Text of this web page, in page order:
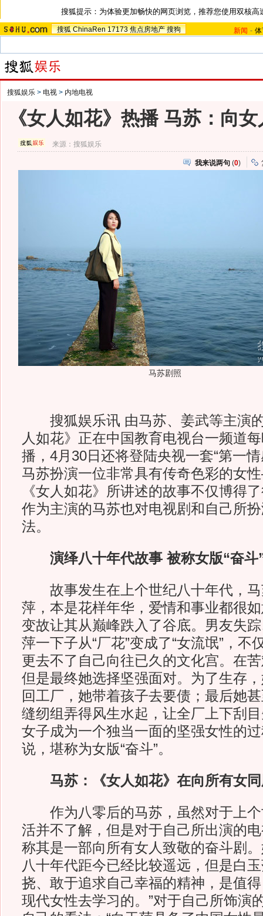
搜狐提示：为体验更加畅快的网页浏览，推荐您使用双核高
搜狐 ChinaRen 17173 焦点房地产 搜狗 新闻 -
搜狐娱乐 > 电视 > 内地电视
《女人如花》热播 马苏：向
来源：搜狐娱乐
我来说两句 (0)
马苏剧照
搜狐娱乐讯 由马苏、姜武等主演
人如花》正在中国教育电视台一频道
播，4月30日还将登陆央视一套“第一
马苏扮演一位非常具有传奇色彩的女
《女人如花》所讲述的故事不仅博得
作为主演的马苏也对电视剧和自己所
法。
演绎八十年代故事 被称女版“奋斗
故事发生在上个世纪八十年代，马
萍，本是花样年华，爱情和事业都很
变故让其从巅峰跌入了谷底。男友失
萍一下子从“厂花”变成了“女流氓”，不
更去不了自己向往已久的文化宫。在
但是最终她选择坚强面对。为了生存
回工厂，她带着孩子去要债；最后她
缝纫组弄得风生水起，让全厂上下刮
女子成为一个独当一面的坚强女性的
说，堪称为女版“奋斗”。
马苏：《女人如花》在向所有女
作为八零后的马苏，虽然对于上个
活并不了解，但是对于自己所出演的
称其是一部向所有女人致敬的奋斗剧
八十年代距今已经比较遥远，但是白
挠、敢于追求自己幸福的精神，是值
现代女性去学习的。”对于自己所饰演